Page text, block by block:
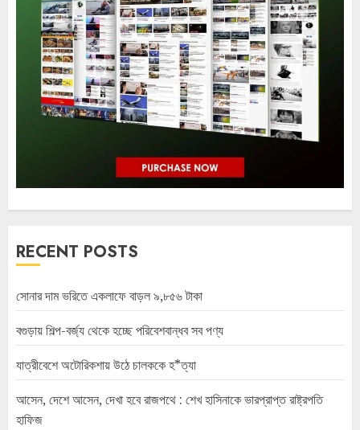
RECENT POSTS
সোনার দাম ভরিতে একলাফে বাড়ল ৯,৮৫৬ টাকা
বগুড়ায় শিল্প-বর্জ্য থেকে হচ্ছে পরিবেশবান্ধব সব পণ্য
যাত্রীবেশে অটোরিকশায় উঠে চালককে হ*ত্যা
আসেন, দেশে আসেন, দেখা হবে রাজপথে : শেখ হাসিনাকে ভারপ্রাপ্ত রাষ্ট্রপতি
হাফিজ